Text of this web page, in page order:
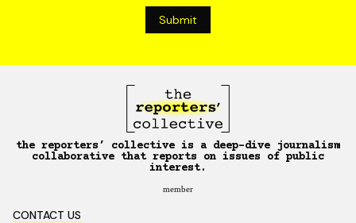
the reporters’ collective is a deep-dive journalism
collaborative that reports on issues of public
interest.
member
CONTACT US